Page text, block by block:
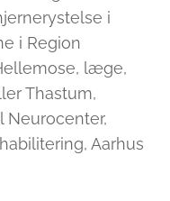
i
i Region
læge,
Thastum,
Neurocenter,
Aarhus